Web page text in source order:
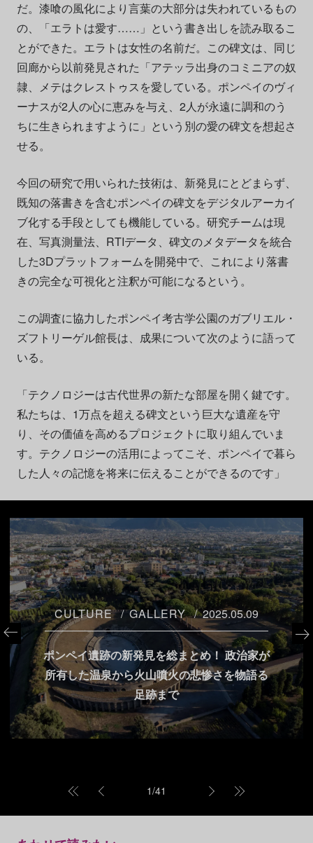
だ。漆喰の風化により言葉の大部分は失われているもの
の、「エラトは愛す……」という書き出しを読み取るこ
とができた。エラトは女性の名前だ。この碑文は、同じ
回廊から以前発見された「アテッラ出身のコミニアの奴
隷、メテはクレストゥスを愛している。ポンペイのヴィ
ーナスが2人の心に恵みを与え、2人が永遠に調和のう
ちに生きられますように」という別の愛の碑文を想起さ
せる。
今回の研究で用いられた技術は、新発見にとどまらず、
既知の落書きを含むポンペイの碑文をデジタルアーカイ
ブ化する手段としても機能している。研究チームは現
在、写真測量法、RTIデータ、碑文のメタデータを統合
した3Dプラットフォームを開発中で、これにより落書
きの完全な可視化と注釈が可能になるという。
この調査に協力したポンペイ考古学公園のガブリエル・
ズフトリーゲル館長は、成果について次のように語って
いる。
「テクノロジーは古代世界の新たな部屋を開く鍵です。
私たちは、1万点を超える碑文という巨大な遺産を守
り、その価値を高めるプロジェクトに取り組んでいま
す。テクノロジーの活用によってこそ、ポンペイで暮ら
した人々の記憶を将来に伝えることができるのです」
CULTURE GALLERY 2025.05.09
ポンペイ遺跡の新発見を総まとめ！ 政治家が
所有した温泉から火山噴火の悲惨さを物語る
足跡まで
1/41